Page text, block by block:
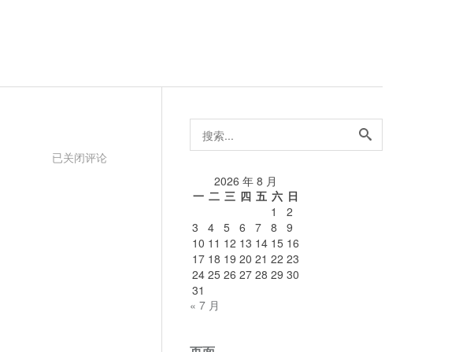
steam
已关闭评论
搜
索...
2026 年 8 月
一 二 三 四 五 六 日
1
2
3
4 5 6 7 8
9
10 11 12 13 14 15 16
17 18 19 20 21 22 23
24 25 26 27 28 29 30
31
« 7 月